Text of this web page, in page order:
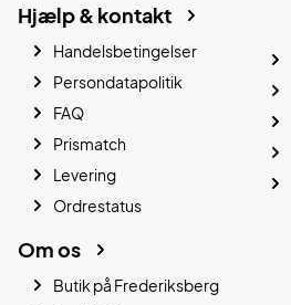
Hjælp & kontakt
Handelsbetingelser
Persondatapolitik
FAQ
Prismatch
Levering
Ordrestatus
Om os
Butik på Frederiksberg